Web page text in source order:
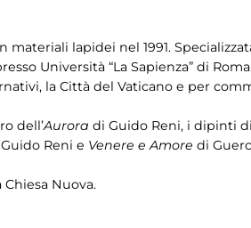
lapidei nel 1991.
Università “La Sapienza” di
la Città del Vaticano e per
dell’Aurora di Guido Reni, i dipinti
Reni e Venere e Amore di
Nuova.